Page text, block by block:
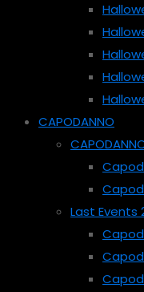
CAPODANNO
Last Events